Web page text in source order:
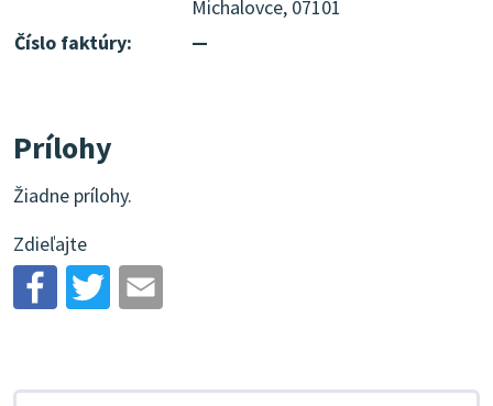
Michalovce, 07101
Číslo faktúry:
—
Prílohy
Žiadne prílohy.
Zdieľajte